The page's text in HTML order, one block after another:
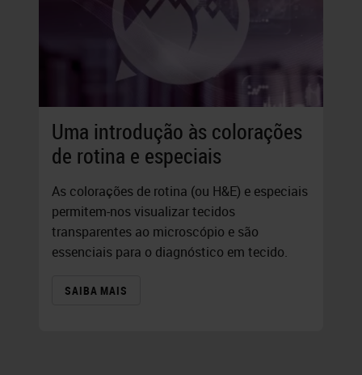
Uma introdução às colorações
de rotina e especiais
As colorações de rotina (ou H&E) e especiais
permitem-nos visualizar tecidos
transparentes ao microscópio e são
essenciais para o diagnóstico em tecido.
SAIBA MAIS